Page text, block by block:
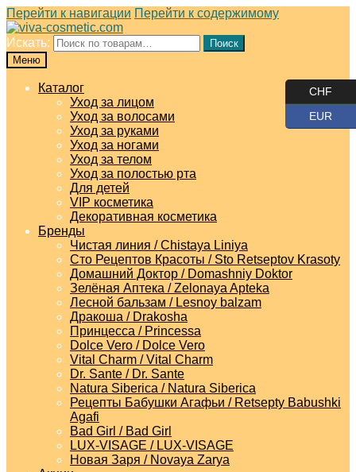
Перейти к навигации Перейти к содержимому
Искать:
Поиск
Меню
Каталог
Уход за лицом
Уход за волосами
Уход за руками
Уход за ногами
Уход за телом
Уход за полостью рта
Для детей
VIP косметика
Декоративная косметика
Бренды
Чистая линия / Chistaya Liniya
Сто Рецептов Красоты / Sto Retseptov Krasoty
Домашний Доктор / Domashniy Doktor
Зелёная Аптека / Zelonaya Apteka
Лесной бальзам / Lesnoy balzam
Дракоша / Drakosha
Принцесса / Princessa
Dolce Vero / Dolce Vero
Vital Charm / Vital Charm
Dr. Sante / Dr. Sante
Natura Siberica / Natura Siberica
Рецепты Бабушки Агафьи / Retsepty Babushki
Agafi
Bad Girl / Bad Girl
LUX-VISAGE / LUX-VISAGE
Новая Заря / Novaya Zarya
CHF
EUR